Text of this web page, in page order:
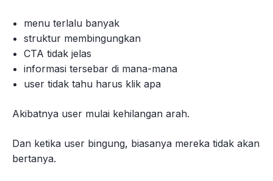
menu terlalu banyak
struktur membingungkan
CTA tidak jelas
informasi tersebar di mana-mana
user tidak tahu harus klik apa
Akibatnya user mulai kehilangan arah.
Dan ketika user bingung, biasanya mereka tidak akan
bertanya.